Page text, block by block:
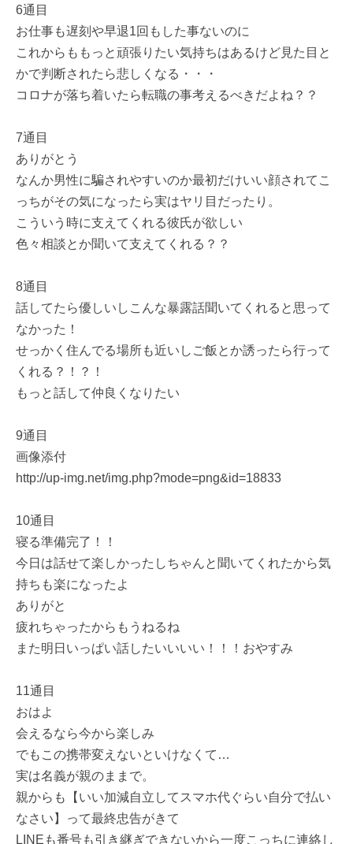
6通目
お仕事も遅刻や早退1回もした事ないのに
これからももっと頑張りたい気持ちはあるけど見た目と
かで判断されたら悲しくなる・・・
コロナが落ち着いたら転職の事考えるべきだよね？？
7通目
ありがとう
なんか男性に騙されやすいのか最初だけいい顔されてこ
っちがその気になったら実はヤリ目だったり。
こういう時に支えてくれる彼氏が欲しい
色々相談とか聞いて支えてくれる？？
8通目
話してたら優しいしこんな暴露話聞いてくれると思って
なかった！
せっかく住んでる場所も近いしご飯とか誘ったら行って
くれる？！？！
もっと話して仲良くなりたい
9通目
画像添付
http://up-img.net/img.php?mode=png&id=18833
10通目
寝る準備完了！！
今日は話せて楽しかったしちゃんと聞いてくれたから気
持ちも楽になったよ
ありがと
疲れちゃったからもうねるね
また明日いっぱい話したいいいい！！！おやすみ
11通目
おはよ
会えるなら今から楽しみ
でもこの携帯変えないといけなくて…
実は名義が親のままで。
親からも【いい加減自立してスマホ代ぐらい自分で払い
なさい】って最終忠告がきて
LINEも番号も引き継ぎできないから一度こっちに連絡し